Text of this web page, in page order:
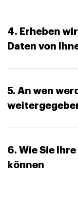
4. Erheben
Daten von
5. An wen
6. Wie Sie
können